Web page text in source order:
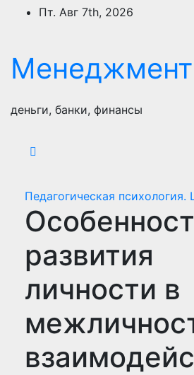
ПерейтиПт. Авг 7th, 2026
Менеджмент
деньги, банки, финансы
Педагогическая психология.
развития
личности в